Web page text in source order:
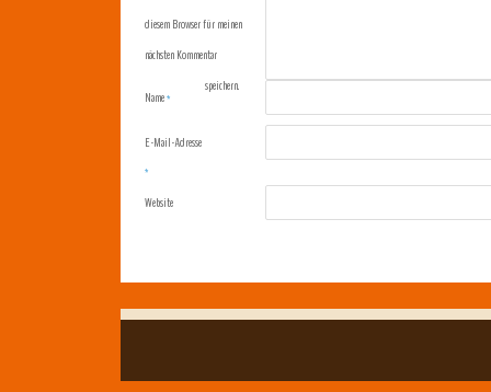
Name*
E-Mail-Adresse
*
Website
diesem Browser für meinen
nächsten Kommentar
speichern.